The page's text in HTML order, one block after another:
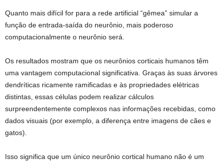
Quanto mais difícil for para a rede artificial “gêmea” simular a
função de entrada-saída do neurônio, mais poderoso
computacionalmente o neurônio será.
Os resultados mostram que os neurônios corticais humanos têm
uma vantagem computacional significativa. Graças às suas árvores
dendríticas ricamente ramificadas e às propriedades elétricas
distintas, essas células podem realizar cálculos
surpreendentemente complexos nas informações recebidas, como
dados visuais (por exemplo, a diferença entre imagens de cães e
gatos).
Isso significa que um único neurônio cortical humano não é um